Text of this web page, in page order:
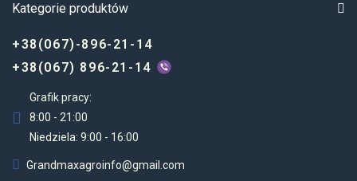
Kategorie produktów
+38(067)-896-21-14
+38(067) 896-21-14
Grafik pracy:
8:00 - 21:00
Niedziela: 9:00 - 16:00
Grandmaxagroinfo@gmail.com